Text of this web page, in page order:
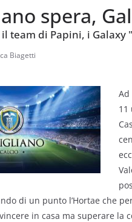
spera,
team di Papini, i Galaxy
Biagetti
Ad
11
di un punto l’Hortae che
in casa ma superare la